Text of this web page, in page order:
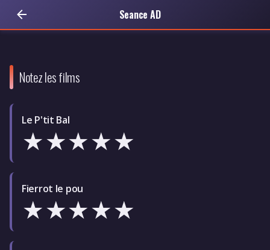
Seance AD
Notez les films
Le P'tit Bal
★★★★★
Fierrot le pou
★★★★★